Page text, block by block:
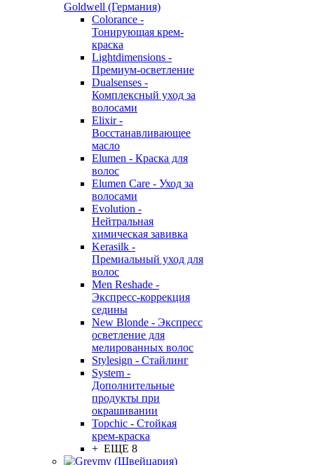
Goldwell (Германия)
Colorance -
Тонирующая крем-
краска
Lightdimensions -
Премиум-осветление
Dualsenses -
Комплексный уход за
волосами
Elixir -
Восстанавливающее
масло
Elumen - Краска для
волос
Elumen Care - Уход за
волосами
Evolution -
Нейтральная
химическая завивка
Kerasilk -
Премиальный уход для
волос
Men Reshade -
Экспресс-коррекция
седины
New Blonde - Экспресс
осветление для
мелированных волос
Stylesign - Стайлинг
System -
Дополнительные
продукты при
окрашивании
Topchic - Стойкая
крем-краска
+ ЕЩЕ 8